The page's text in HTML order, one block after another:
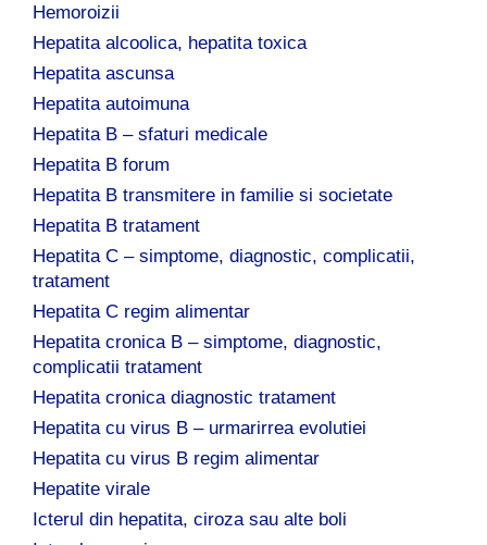
Hemoroizii
Hepatita alcoolica, hepatita toxica
Hepatita ascunsa
Hepatita autoimuna
Hepatita B – sfaturi medicale
Hepatita B forum
Hepatita B transmitere in familie si societate
Hepatita B tratament
Hepatita C – simptome, diagnostic, complicatii,
tratament
Hepatita C regim alimentar
Hepatita cronica B – simptome, diagnostic,
complicatii tratament
Hepatita cronica diagnostic tratament
Hepatita cu virus B – urmarirrea evolutiei
Hepatita cu virus B regim alimentar
Hepatite virale
Icterul din hepatita, ciroza sau alte boli